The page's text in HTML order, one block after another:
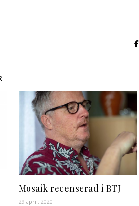
Mosaik recenserad i BTJ
29 april, 2020